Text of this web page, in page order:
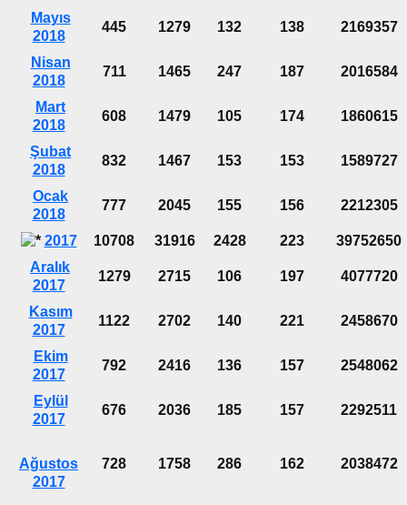
Mayıs
2018
445 1279 132 138 2169357
Nisan
2018
711 1465 247 187 2016584
Mart
2018
608 1479 105 174 1860615
Şubat
2018
832 1467 153 153 1589727
Ocak
2018
777 2045 155 156 2212305
2017 10708 31916 2428 223
39752650
Aralık
2017
1279 2715 106 197 4077720
Kasım
2017
1122 2702 140 221 2458670
Ekim
2017
792 2416 136 157 2548062
Eylül
2017
676 2036 185 157 2292511
Ağustos
2017
728 1758 286 162 2038472